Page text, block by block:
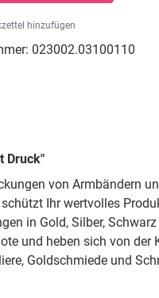
hinzufügen
023002.03100110
Druck"
von Armbändern
Ihr wertvolles
in Gold, Silber,
und heben sich von der
Goldschmiede und